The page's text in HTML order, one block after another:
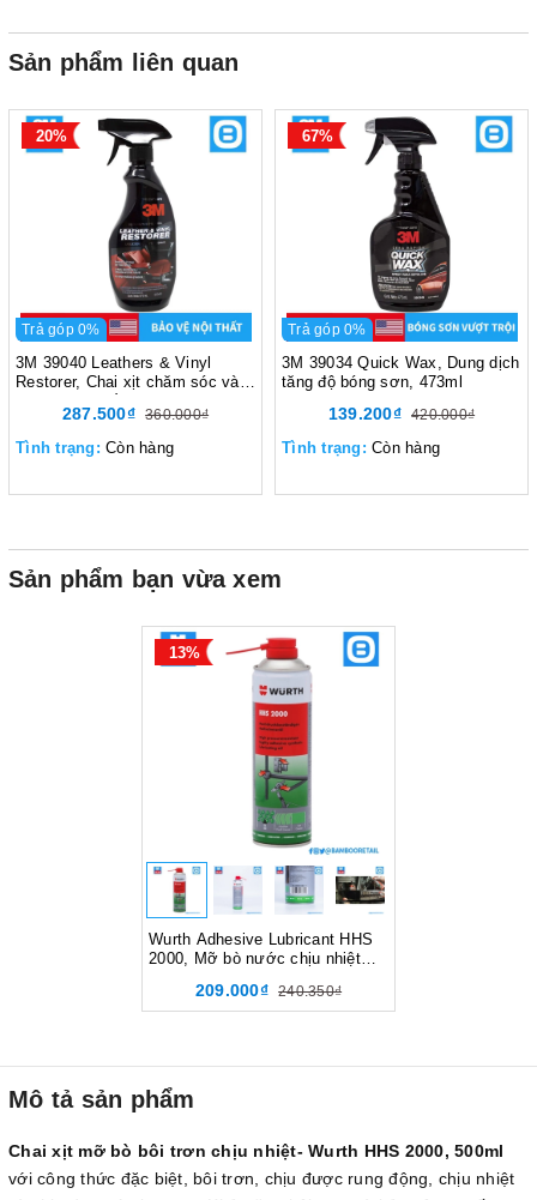
Sản phẩm liên quan
Trả góp 0%
20%
3M 39040 Leathers & Vinyl
Restorer, Chai xịt chăm sóc và
bảo vệ nội thất ô tô, 473ml
287.500₫ 360.000₫
Tình trạng: Còn hàng
Trả góp 0%
67%
3M 39034 Quick Wax, Dung dịch
tăng độ bóng sơn, 473ml
139.200₫ 420.000₫
Tình trạng: Còn hàng
Sản phẩm bạn vừa xem
13%
Wurth Adhesive Lubricant HHS
2000, Mỡ bò nước chịu nhiệt
209.000₫ 240.350₫
Mô tả sản phẩm
Chai xịt mỡ bò bôi trơn chịu nhiệt- Wurth HHS 2000, 500ml
với công thức đặc biệt, bôi trơn, chịu được rung động, chịu nhiệt